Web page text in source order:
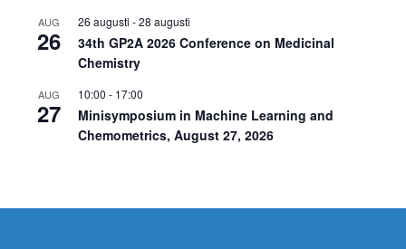
AUG
26
26 augusti -28 augusti
34th GP2A 2026 Conference on Medicinal
Chemistry
AUG
27
10:00 - 17:00
Minisymposium in Machine Learning and
Chemometrics, August 27, 2026